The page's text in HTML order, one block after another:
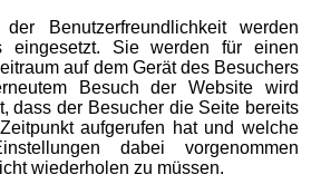
Benutzerfreundlichkeit werden
eingesetzt. Sie werden für einen
auf dem Gerät des Besuchers
Besuch der Website wird
dass der Besucher die Seite bereits
aufgerufen hat und welche
dabei vorgenommen
wiederholen zu müssen.